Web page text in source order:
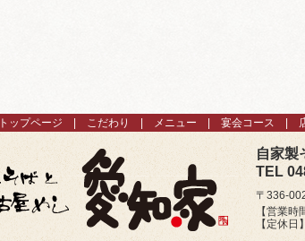
トップページ こだわり メニュー 宴会コース
自家製
TEL
〒336-
【営業
【定休